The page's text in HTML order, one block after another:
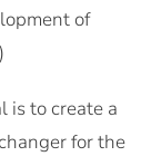
of
is to create a
for the